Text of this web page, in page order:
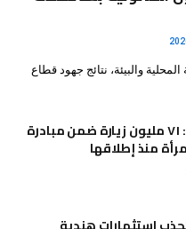
والبيئة، نتائج جهود قطاع
وزارة الصحة: ٧١ مليون زيارة ضمن مبادرة
منذ إطلاقها